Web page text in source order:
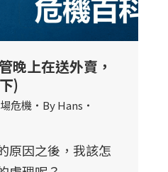
晚上在送外賣，
)
危機 ByHans
原因之後，我該怎